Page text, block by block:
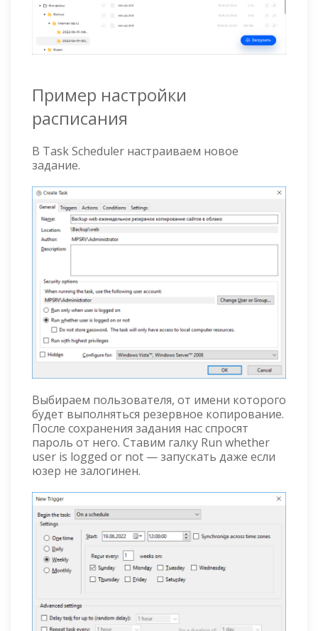
Пример настройки
расписания
В Task Scheduler настраиваем новое
задание.
Выбираем пользователя, от имени которого
будет выполняться резервное копирование.
После сохранения задания нас спросят
пароль от него. Ставим галку Run whether
user is logged or not — запускать даже если
юзер не залогинен.